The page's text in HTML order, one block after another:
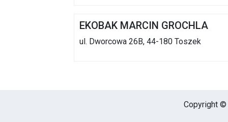
EKOBAK MARCIN GROCHLA
ul. Dworcowa 26B, 44-180 Toszek
Copyright ©